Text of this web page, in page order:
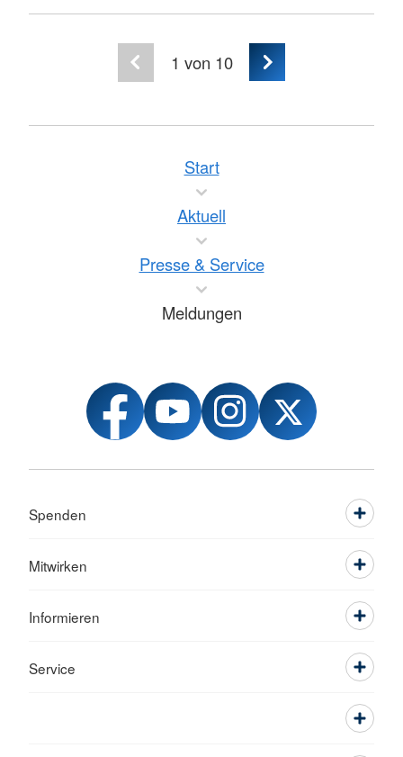
1 von 10
Start
Aktuell
Presse & Service
Meldungen
Spenden
Mitwirken
Informieren
Service